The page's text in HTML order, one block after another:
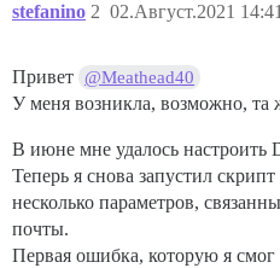
stefanino 02.Август.2021
2
Привет @Meathead40
У меня возникла, возможно, та
В июне мне удалось настроить
Теперь я снова запустил
несколько параметров,
почты.
Первая ошибка, которую я смог